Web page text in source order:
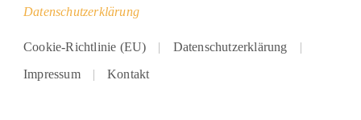
Datenschutzerklärung
Cookie-Richtlinie (EU)
Datenschutzerklärung
Impressum
Kontakt